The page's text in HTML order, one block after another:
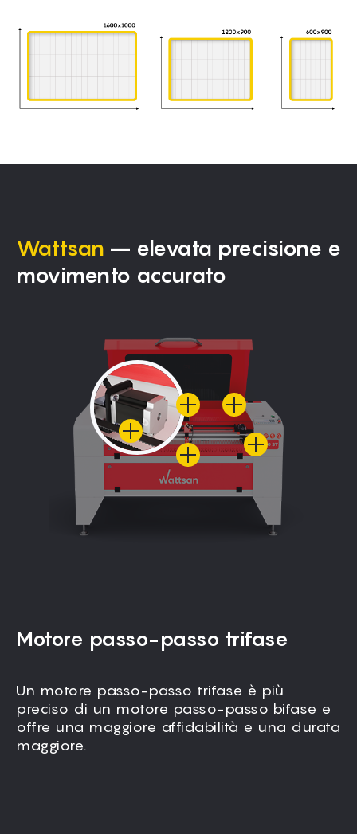
Wattsan – elevata precisione e
movimento accurato
Motore passo-passo trifase
Un motore passo-passo trifase è più
preciso di un motore passo-passo bifase e
offre una maggiore affidabilità e una durata
maggiore.
Tutte le parti mobili, compreso il portale,
sono completamente chiuse per impedire
l'ingresso della polvere e garantire un
funzionamento privo di vibrazioni.